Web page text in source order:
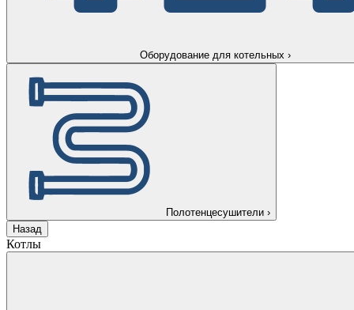
Оборудование для котельных ›
Полотенцесушители ›
Назад
Котлы